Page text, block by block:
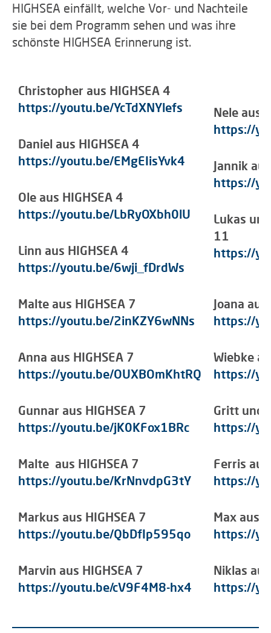
HIGHSEA einfällt, welche Vor- und Nachteile
sie bei dem Programm sehen und was ihre
schönste HIGHSEA Erinnerung ist.
Christopher aus HIGHSEA 4
https://youtu.be/YcTdXNYlefs
Daniel aus HIGHSEA 4
https://youtu.be/EMgEIisYvk4
Ole aus HIGHSEA 4
https://youtu.be/LbRyOXbh0lU
Linn aus HIGHSEA 4
https://youtu.be/6wji_fDrdWs
Malte aus HIGHSEA 7
https://youtu.be/2inKZY6wNNs
Anna aus HIGHSEA 7
https://youtu.be/OUXBOmKhtRQ
Gunnar aus HIGHSEA 7
https://youtu.be/jK0KFox1BRc
Malte aus HIGHSEA 7
https://youtu.be/KrNnvdpG3tY
Markus aus HIGHSEA 7
https://youtu.be/QbDfIp595qo
Marvin aus HIGHSEA 7
https://youtu.be/cV9F4M8-hx4
Nele aus
https://
Jannik
https://
Lukas
11
https://
Joana
https://
Wiebke
https://
Gritt und
https://
Ferris
https://
Max aus
https://
Niklas
https://